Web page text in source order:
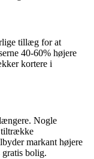
tillæg for at
40-60% højere
kortere i
Nogle
tiltrække
markant højere
bolig.